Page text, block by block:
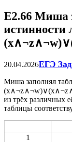
Е2.66 Миша
истинности
20.04.2026ЕГЭ
Миша заполнял
(x∧¬z∧¬w)∨(x∧¬z
из трёх различных
таблицы
1